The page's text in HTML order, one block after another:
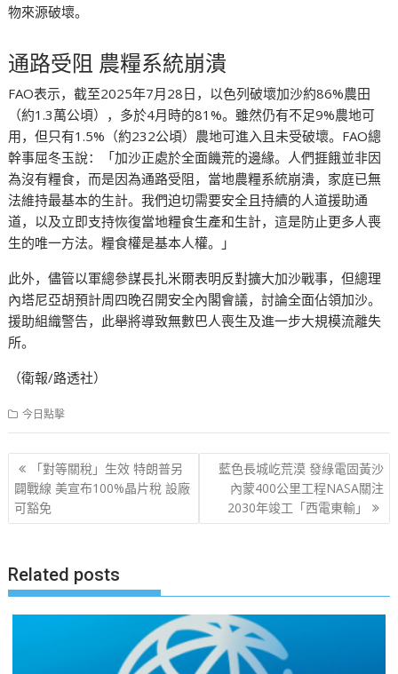
物來源破壞。
通路受阻 農糧系統崩潰
FAO表示，截至2025年7月28日，以色列破壞加沙約86%農田
（約1.3萬公頃），多於4月時的81%。雖然仍有不足9%農地可
用，但只有1.5%（約232公頃）農地可進入且未受破壞。FAO總
幹事屈冬玉說：「加沙正處於全面饑荒的邊緣。人們捱餓並非因
為沒有糧食，而是因為通路受阻，當地農糧系統崩潰，家庭已無
法維持最基本的生計。我們迫切需要安全且持續的人道援助通
道，以及立即支持恢復當地糧食生產和生計，這是防止更多人喪
生的唯一方法。糧食權是基本人權。」
此外，儘管以軍總參謀長扎米爾表明反對擴大加沙戰事，但總理
內塔尼亞胡預計周四晚召開安全內閣會議，討論全面佔領加沙。
援助組織警告，此舉將導致無數巴人喪生及進一步大規模流離失
所。
（衛報/路透社）
今日點擊
文
章
导
「對等關稅」生效 特朗普另
闢戰線 美宣布100%晶片稅 設廠
可豁免
藍色長城屹荒漠 發綠電固黃沙
內蒙400公里工程NASA關注
2030年竣工「西電東輸」
Related posts